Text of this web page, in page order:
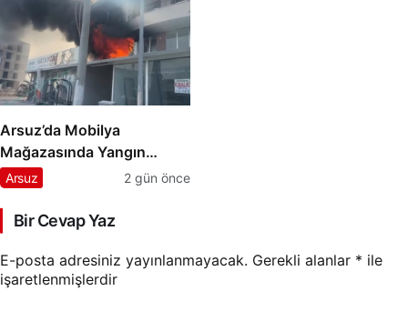
Arsuz’da Mobilya
Mağazasında Yangın
Paniği
Arsuz 2 gün önce
Bir Cevap Yaz
E-posta adresiniz yayınlanmayacak. Gerekli alanlar * ile
işaretlenmişlerdir